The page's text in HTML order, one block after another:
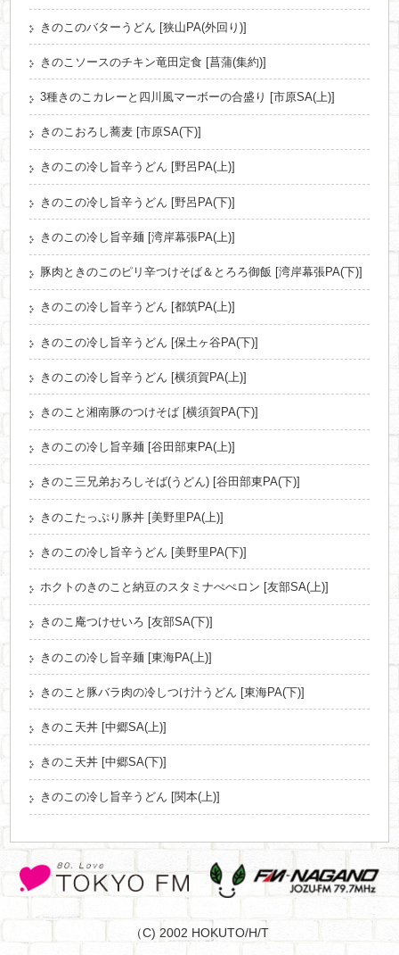
きのこのバターうどん [狭山PA(外回り)]
きのこソースのチキン竜田定食 [菖蒲(集約)]
3種きのこカレーと四川風マーボーの合盛り [市原SA(上)]
きのこおろし蕎麦 [市原SA(下)]
きのこの冷し旨辛うどん [野呂PA(上)]
きのこの冷し旨辛うどん [野呂PA(下)]
きのこの冷し旨辛麺 [湾岸幕張PA(上)]
豚肉ときのこのピリ辛つけそば＆とろろ御飯 [湾岸幕張PA(下)]
きのこの冷し旨辛うどん [都筑PA(上)]
きのこの冷し旨辛うどん [保土ヶ谷PA(下)]
きのこの冷し旨辛うどん [横須賀PA(上)]
きのこと湘南豚のつけそば [横須賀PA(下)]
きのこの冷し旨辛麺 [谷田部東PA(上)]
きのこ三兄弟おろしそば(うどん) [谷田部東PA(下)]
きのこたっぷり豚丼 [美野里PA(上)]
きのこの冷し旨辛うどん [美野里PA(下)]
ホクトのきのこと納豆のスタミナぺぺロン [友部SA(上)]
きのこ庵つけせいろ [友部SA(下)]
きのこの冷し旨辛麺 [東海PA(上)]
きのこと豚バラ肉の冷しつけ汁うどん [東海PA(下)]
きのこ天丼 [中郷SA(上)]
きのこ天丼 [中郷SA(下)]
きのこの冷し旨辛うどん [関本(上)]
（C) 2002 HOKUTO/H/T